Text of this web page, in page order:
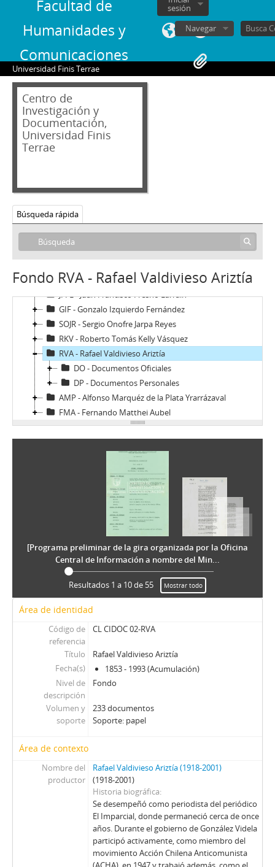
Facultad de
Humanidades y
Comunicaciones
sesión
Navegar
Universidad Finis Terrae
Centro de
Investigación y
Documentación,
Universidad Finis
Terrae
Búsqueda rápida
Fondo RVA - Rafael Valdivieso Ariztía
02 - Archivos personales
JAR - Jorge Alessandri Rodríguez
SCS - Sergio Covarrubias Sanhueza
JFFL - Juan Francisco Fresno Larraín
GIF - Gonzalo Izquierdo Fernández
SOJR - Sergio Onofre Jarpa Reyes
RKV - Roberto Tomás Kelly Vásquez
RVA - Rafael Valdivieso Ariztía
DO - Documentos Oficiales
DP - Documentos Personales
AMP - Alfonso Marquéz de la Plata Yrarrázaval
FMA - Fernando Matthei Aubel
[Programa preliminar de la gira organizada por la Oficina
Central de Información a nombre del Min...
Resultados 1 a 10 de 55 Mostrar todo
Área de identidad
Código de
referencia
CL CIDOC 02-RVA
Título
Rafael Valdivieso Ariztía
Fecha(s)
1853 - 1993 (Acumulación)
Nivel de
descripción
Fondo
Volumen y
soporte
233 documentos
Soporte: papel
Área de contexto
Nombre del
productor
Rafael Valdivieso Ariztía (1918-2001)
(1918-2001)
Historia biográfica
Se desempeñó como periodista del periódico
El Imparcial, donde permaneció cerca de once
años. Durante el gobierno de González Videla
participó activamente, como miembro del
movimiento Acción Chilena Anticomunista